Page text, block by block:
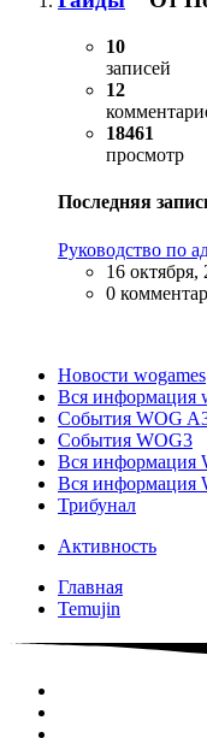
10
записей
12
18461
просмотр
Последняя
Руководство по
16 октября,
0
Новости wogames
Вся информация
События WOG
События WOG3
Вся информация
Вся информация
Трибунал
Активность
Главная
Temujin